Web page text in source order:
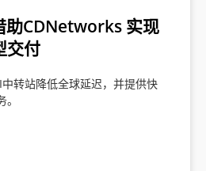
助CDNetworks 实现
交付
转站降低全球延迟，并提供快